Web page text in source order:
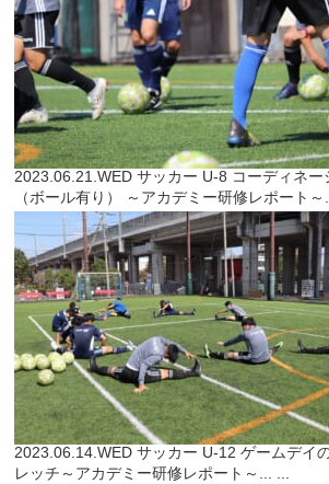
2023.06.21.WED サッカー U-8 コーディネ
（ボール有り） ～アカデミー研修レポート～
2023.06.14.WED サッカー U-12 ゲームデイ
レッチ～アカデミー研修レポート～... ...